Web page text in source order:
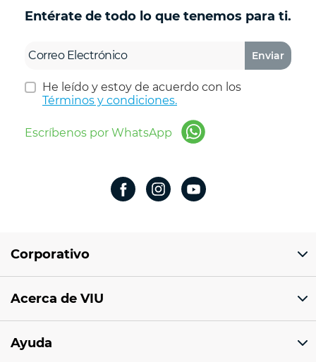
Entérate de todo lo que tenemos para ti.
Enviar
He leído y estoy de acuerdo con los
Términos y condiciones.
Escríbenos por WhatsApp
Corporativo
Av 18 de marzo # 309. Colonia la Nogalera.
México
Acerca de VIU
Sucursales
Ayuda